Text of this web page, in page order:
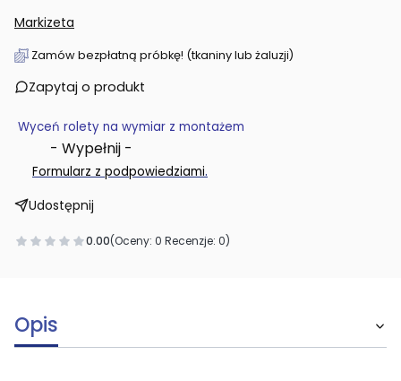
Markizeta
Zamów bezpłatną próbkę! (tkaniny lub żaluzji)
Zapytaj o produkt
Wyceń rolety na wymiar z montażem
- Wypełnij -
Formularz z podpowiedziami.
Udostępnij
0.00(Oceny: 0 Recenzje: 0)
Opis